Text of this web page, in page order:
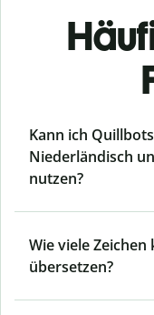
Kann ich
Niederländisch
nutzen?
Wie viele
übersetzen?